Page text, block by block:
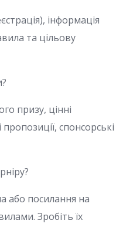
інформація
та цільову
призу, цінні
спонсорські
або посилання на
Зробіть їх